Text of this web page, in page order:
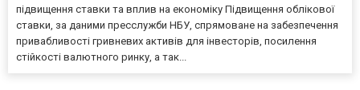
підвищення ставки та вплив на економіку Підвищення облікової
ставки, за даними пресслужби НБУ, спрямоване на забезпечення
привабливості гривневих активів для інвесторів, посилення
стійкості валютного ринку, а так...